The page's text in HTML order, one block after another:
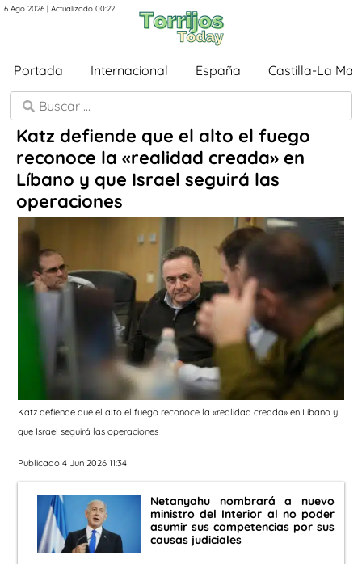
6 Ago 2026 | Actualizado 00:22
Portada Internacional España Castilla-La
Katz defiende que el alto el fuego
reconoce la «realidad creada» en
Líbano y que Israel seguirá las
operaciones
Katz defiende que el alto el fuego reconoce la «realidad creada» en Líbano y
que Israel seguirá las operaciones
Publicado 4 Jun 2026 11:34
Netanyahu nombrará a nuevo
ministro del Interior al no poder
asumir sus competencias por sus
causas judiciales